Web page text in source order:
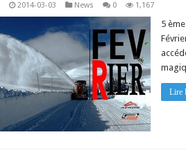
2014-03-03 News 0 1,167
5
Lire